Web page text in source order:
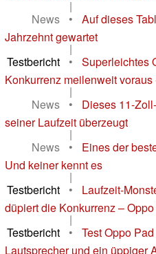
hervorragendes Oppo Pad Mini
|
News •
Desaster fürs
Tablet macht im Test nahezu
|
News •
Auf dieses
Jahrzehnt gewartet
|
Testbericht •
Superleichtes
Konkurrenz meilenweit voraus
|
News
• Dieses 11-
seiner Laufzeit überzeugt
|
News
•
Eines der
Und keiner kennt es
|
Testbericht • Laufzeit-